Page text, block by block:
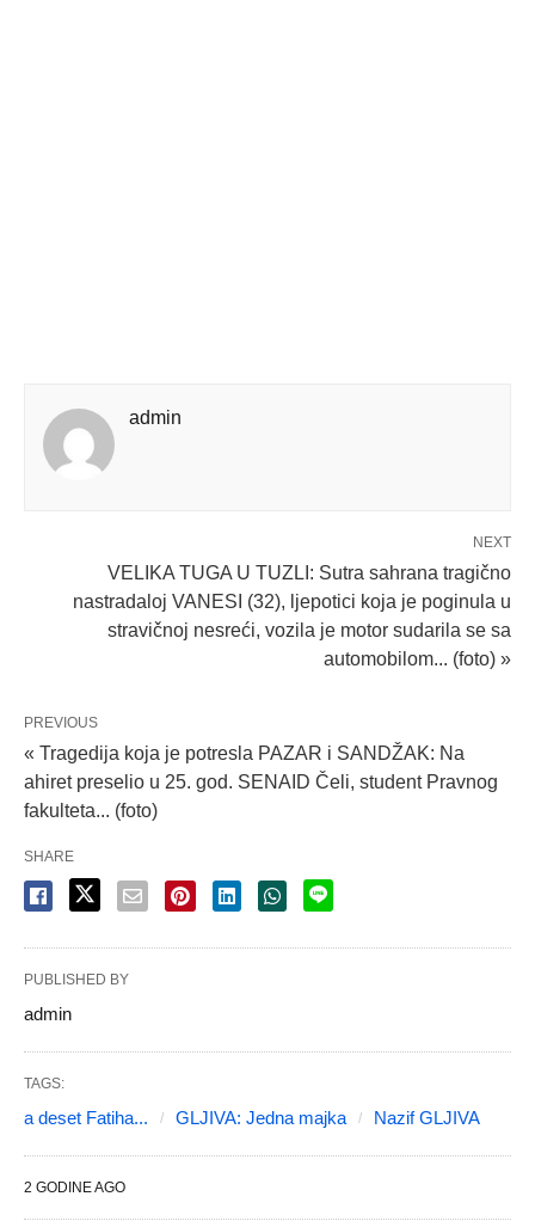
admin
NEXT
VELIKA TUGA U TUZLI: Sutra sahrana tragično
nastradaloj VANESI (32), ljepotici koja je poginula u
stravičnoj nesreći, vozila je motor sudarila se sa
automobilom... (foto) »
PREVIOUS
« Tragedija koja je potresla PAZAR i SANDŽAK: Na
ahiret preselio u 25. god. SENAID Čeli, student Pravnog
fakulteta... (foto)
SHARE
PUBLISHED BY
admin
TAGS:
a deset Fatiha... GLJIVA: Jedna majka Nazif GLJIVA
2 GODINE AGO